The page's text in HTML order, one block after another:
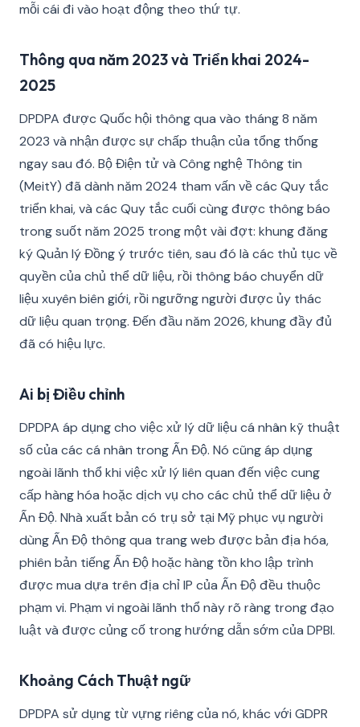
mỗi cái đi vào hoạt động theo thứ tự.
Thông qua năm 2023 và Triển khai 2024-
2025
DPDPA được Quốc hội thông qua vào tháng 8 năm
2023 và nhận được sự chấp thuận của tổng thống
ngay sau đó. Bộ Điện tử và Công nghệ Thông tin
(MeitY) đã dành năm 2024 tham vấn về các Quy tắc
triển khai, và các Quy tắc cuối cùng được thông báo
trong suốt năm 2025 trong một vài đợt: khung đăng
ký Quản lý Đồng ý trước tiên, sau đó là các thủ tục về
quyền của chủ thể dữ liệu, rồi thông báo chuyển dữ
liệu xuyên biên giới, rồi ngưỡng người được ủy thác
dữ liệu quan trọng. Đến đầu năm 2026, khung đầy đủ
đã có hiệu lực.
Ai bị Điều chỉnh
DPDPA áp dụng cho việc xử lý dữ liệu cá nhân kỹ thuật
số của các cá nhân trong Ấn Độ. Nó cũng áp dụng
ngoài lãnh thổ khi việc xử lý liên quan đến việc cung
cấp hàng hóa hoặc dịch vụ cho các chủ thể dữ liệu ở
Ấn Độ. Nhà xuất bản có trụ sở tại Mỹ phục vụ người
dùng Ấn Độ thông qua trang web được bản địa hóa,
phiên bản tiếng Ấn Độ hoặc hàng tồn kho lập trình
được mua dựa trên địa chỉ IP của Ấn Độ đều thuộc
phạm vi. Phạm vi ngoài lãnh thổ này rõ ràng trong đạo
luật và được củng cố trong hướng dẫn sớm của DPBI.
Khoảng Cách Thuật ngữ
DPDPA sử dụng từ vựng riêng của nó, khác với GDPR